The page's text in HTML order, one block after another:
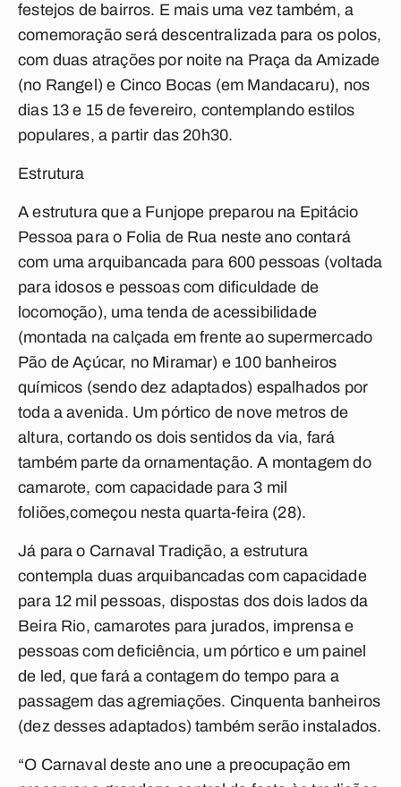
festejos de bairros. E mais uma vez também, a
comemoração será descentralizada para os polos,
com duas atrações por noite na Praça da Amizade
(no Rangel) e Cinco Bocas (em Mandacaru), nos
dias 13 e 15 de fevereiro, contemplando estilos
populares, a partir das 20h30.
Estrutura
A estrutura que a Funjope preparou na Epitácio
Pessoa para o Folia de Rua neste ano contará
com uma arquibancada para 600 pessoas (voltada
para idosos e pessoas com dificuldade de
locomoção), uma tenda de acessibilidade
(montada na calçada em frente ao supermercado
Pão de Açúcar, no Miramar) e 100 banheiros
químicos (sendo dez adaptados) espalhados por
toda a avenida. Um pórtico de nove metros de
altura, cortando os dois sentidos da via, fará
também parte da ornamentação. A montagem do
camarote, com capacidade para 3 mil
foliões,começou nesta quarta-feira (28).
Já para o Carnaval Tradição, a estrutura
contempla duas arquibancadas com capacidade
para 12 mil pessoas, dispostas dos dois lados da
Beira Rio, camarotes para jurados, imprensa e
pessoas com deficiência, um pórtico e um painel
de led, que fará a contagem do tempo para a
passagem das agremiações. Cinquenta banheiros
(dez desses adaptados) também serão instalados.
“O Carnaval deste ano une a preocupação em